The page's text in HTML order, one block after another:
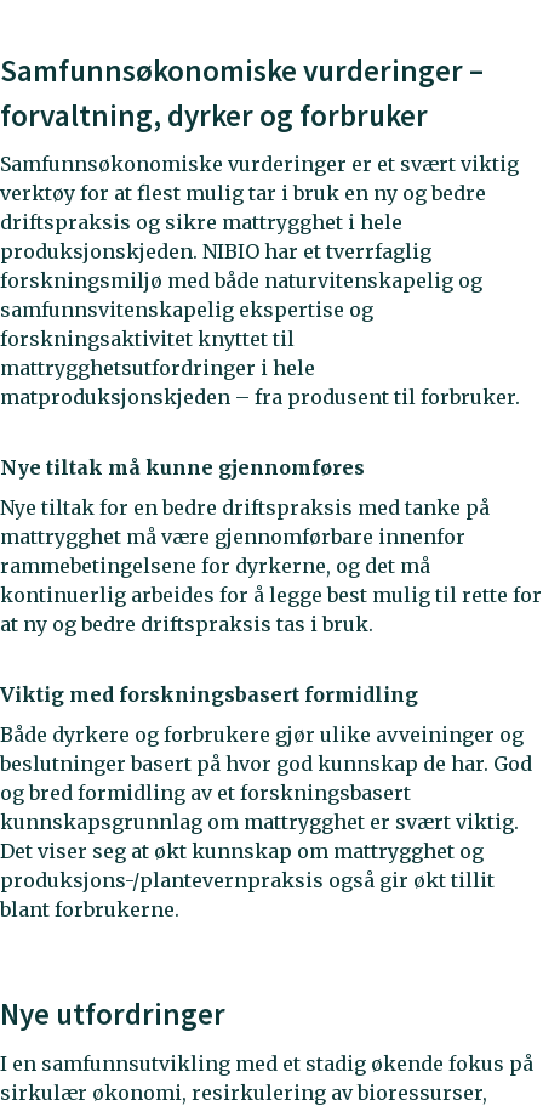
Samfunnsøkonomiske vurderinger –
forvaltning, dyrker og forbruker
Samfunnsøkonomiske vurderinger er et svært viktig
verktøy for at flest mulig tar i bruk en ny og bedre
driftspraksis og sikre mattrygghet i hele
produksjonskjeden. NIBIO har et tverrfaglig
forskningsmiljø med både naturvitenskapelig og
samfunnsvitenskapelig ekspertise og
forskningsaktivitet knyttet til
mattrygghetsutfordringer i hele
matproduksjonskjeden – fra produsent til forbruker.
Nye tiltak må kunne gjennomføres
Nye tiltak for en bedre driftspraksis med tanke på
mattrygghet må være gjennomførbare innenfor
rammebetingelsene for dyrkerne, og det må
kontinuerlig arbeides for å legge best mulig til rette for
at ny og bedre driftspraksis tas i bruk.
Viktig med forskningsbasert formidling
Både dyrkere og forbrukere gjør ulike avveininger og
beslutninger basert på hvor god kunnskap de har. God
og bred formidling av et forskningsbasert
kunnskapsgrunnlag om mattrygghet er svært viktig.
Det viser seg at økt kunnskap om mattrygghet og
produksjons-/plantevernpraksis også gir økt tillit
blant forbrukerne.
Nye utfordringer
I en samfunnsutvikling med et stadig økende fokus på
sirkulær økonomi, resirkulering av bioressurser,